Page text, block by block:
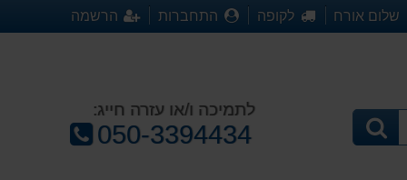
שלום אורח לקופה התחברות הרשמה
לתמיכה ו/או עזרה חייג:
טלפון:
050-3394434